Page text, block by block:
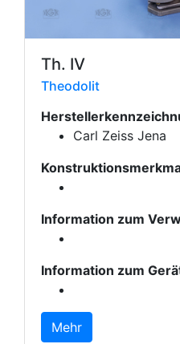
Th. IV
Theodolit
Carl Zeiss Jena
Information zum
Information zum
Mehr